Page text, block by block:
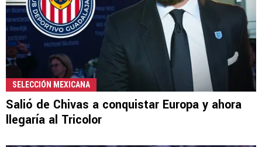
SELECCIÓN MEXICANA
Salió de Chivas a conquistar Europa y ahora
llegaría al Tricolor